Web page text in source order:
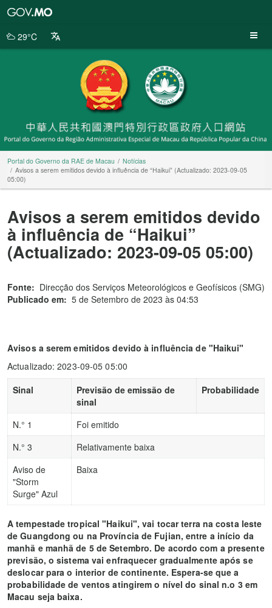
da
29°C
Portal do Governo da RAE de Macau
Notícias
Avisos a serem emitidos devido à influência de “Haikui” (Actualizado: 2023-09-05
05:00)
Avisos a serem emitidos devido
à influência de “Haikui”
(Actualizado: 2023-09-05 05:00)
Fonte: Direcção dos Serviços Meteorológicos e Geofísicos (SMG)
Publicado em: 5 de Setembro de 2023 às 04:53
Avisos a serem emitidos devido à influência de "Haikui"
Actualizado: 2023-09-05 05:00
Sinal
Previsão de emissão de
sinal
Probabilidade
N.° 1
Foi emitido
N.° 3
Relativamente baixa
Aviso de
"Storm
Surge" Azul
Baixa
A tempestade tropical "Haikui", vai tocar terra na costa leste
de Guangdong ou na Província de Fujian, entre a início da
manhã e manhã de 5 de Setembro. De acordo com a presente
previsão, o sistema vai enfraquecer gradualmente após se
deslocar para o interior de continente. Espera-se que a
probabilidade de ventos atingirem o nível do sinal n.o 3 em
Macau seja baixa.